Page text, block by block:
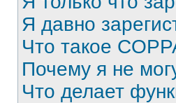
Я давно
Что такое
Почему я не
Что делает